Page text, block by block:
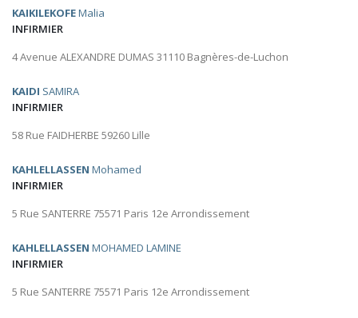
KAIKILEKOFEMalia
INFIRMIER
4 Avenue ALEXANDRE DUMAS 31110 Bagnères-de-Luchon
KAIDI SAMIRA
INFIRMIER
58 Rue FAIDHERBE 59260 Lille
KAHLELLASSEN Mohamed
INFIRMIER
5 Rue SANTERRE 75571 Paris 12e Arrondissement
KAHLELLASSEN MOHAMED LAMINE
INFIRMIER
5 Rue SANTERRE 75571 Paris 12e Arrondissement